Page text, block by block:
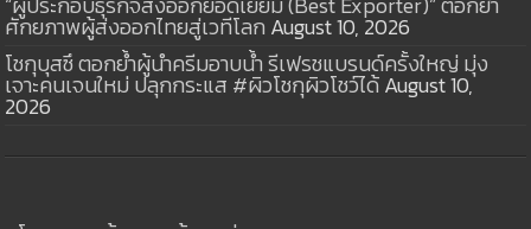
ศักยภาพผู้ส่งออกไทยสู่เวทีโลก August 10, 2026
โชกุบุสซึ ตอกย้ำผู้นำครีมอาบน้ำ รีเฟรชแบรนด์ครั้งใหญ่ มุ่ง
เจาะคนเจนใหม่ ปลุกกระแส #ผิวโชกุผิวโชว์ได้August 10,
2026